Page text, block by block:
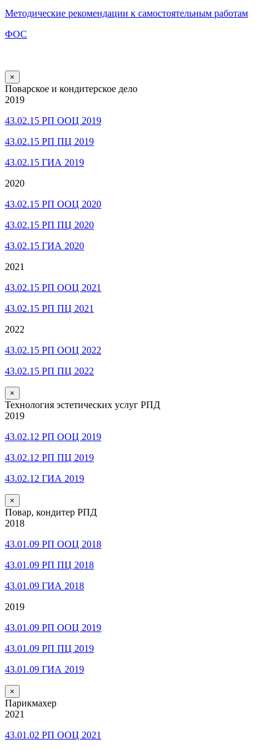
Методические рекомендации к самостоятельным работам
ФОС
×
Поварское и кондитерское дело
2019
43.02.15 РП ООЦ 2019
43.02.15 РП ПЦ 2019
43.02.15 ГИА 2019
2020
43.02.15 РП ООЦ 2020
43.02.15 РП ПЦ 2020
43.02.15 ГИА 2020
2021
43.02.15 РП ООЦ 2021
43.02.15 РП ПЦ 2021
2022
43.02.15 РП ООЦ 2022
43.02.15 РП ПЦ 2022
×
Технология эстетических услуг РПД
2019
43.02.12 РП ООЦ 2019
43.02.12 РП ПЦ 2019
43.02.12 ГИА 2019
×
Повар, кондитер РПД
2018
43.01.09 РП ООЦ 2018
43.01.09 РП ПЦ 2018
43.01.09 ГИА 2018
2019
43.01.09 РП ООЦ 2019
43.01.09 РП ПЦ 2019
43.01.09 ГИА 2019
×
Парикмахер
2021
43.01.02 РП ООЦ 2021